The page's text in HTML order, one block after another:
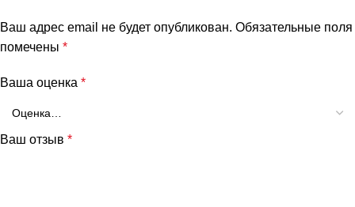
Ваш адрес email не будет опубликован. Обязательные поля
помечены *
Ваша оценка *
Ваш отзыв *